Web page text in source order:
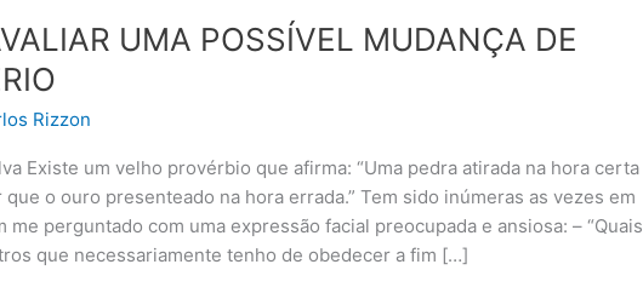
UMA POSSÍVEL MUDANÇA DE
Rizzon
Existe um velho provérbio que afirma: “Uma pedra atirada na hora certa
o ouro presenteado na hora errada.” Tem sido inúmeras as vezes em
me perguntado com uma expressão facial preocupada e ansiosa: – “Quais
que necessariamente tenho de obedecer a fim […]